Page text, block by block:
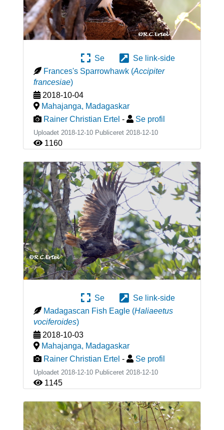
Se
Se link-side
Frances's Sparrowhawk (Accipiter
francesiae)
2018-10-04
Mahajanga, Madagaskar
Rainer Christian Ertel - Se profil
Uploadet 2018-12-10 Publiceret 2018-12-10
1160
Se
Se link-side
Madagascan Fish Eagle (Haliaeetus
vociferoides)
2018-10-03
Mahajanga, Madagaskar
Rainer Christian Ertel - Se profil
Uploadet 2018-12-10 Publiceret 2018-12-10
1145